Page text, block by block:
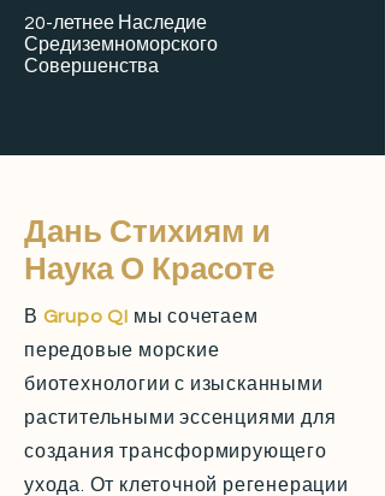
20-летнее Наследие
Средиземноморского
Совершенства
Дань Стихиям и
Наука О Красоте
В Grupo QI мы сочетаем
передовые морские
биотехнологии с изысканными
растительными эссенциями для
создания трансформирующего
ухода. От клеточной регенерации